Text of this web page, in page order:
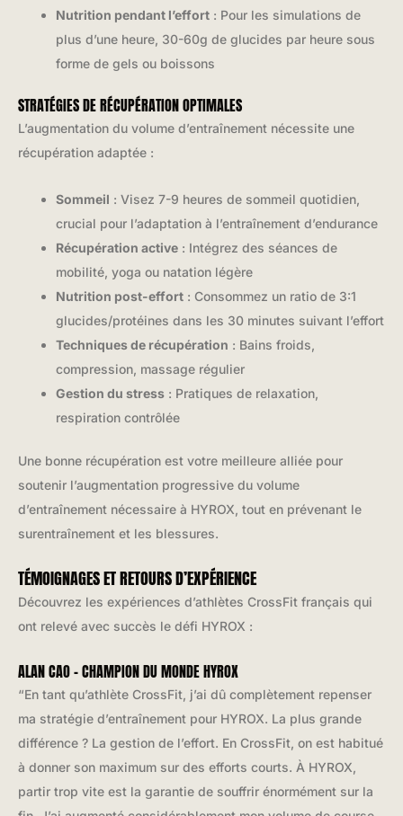
Nutrition pendant l’effort : Pour les simulations de
plus d’une heure, 30-60g de glucides par heure sous
forme de gels ou boissons
STRATÉGIES DE RÉCUPÉRATION OPTIMALES
L’augmentation du volume d’entraînement nécessite une
récupération adaptée :
Sommeil : Visez 7-9 heures de sommeil quotidien,
crucial pour l’adaptation à l’entraînement d’endurance
Récupération active : Intégrez des séances de
mobilité, yoga ou natation légère
Nutrition post-effort : Consommez un ratio de 3:1
glucides/protéines dans les 30 minutes suivant l’effort
Techniques de récupération : Bains froids,
compression, massage régulier
Gestion du stress : Pratiques de relaxation,
respiration contrôlée
Une bonne récupération est votre meilleure alliée pour
soutenir l’augmentation progressive du volume
d’entraînement nécessaire à HYROX, tout en prévenant le
surentraînement et les blessures.
TÉMOIGNAGES ET RETOURS D’EXPÉRIENCE
Découvrez les expériences d’athlètes CrossFit français qui
ont relevé avec succès le défi HYROX :
ALAN CAO – CHAMPION DU MONDE HYROX
“En tant qu’athlète CrossFit, j’ai dû complètement repenser
ma stratégie d’entraînement pour HYROX. La plus grande
différence ? La gestion de l’effort. En CrossFit, on est habitué
à donner son maximum sur des efforts courts. À HYROX,
partir trop vite est la garantie de souffrir énormément sur la